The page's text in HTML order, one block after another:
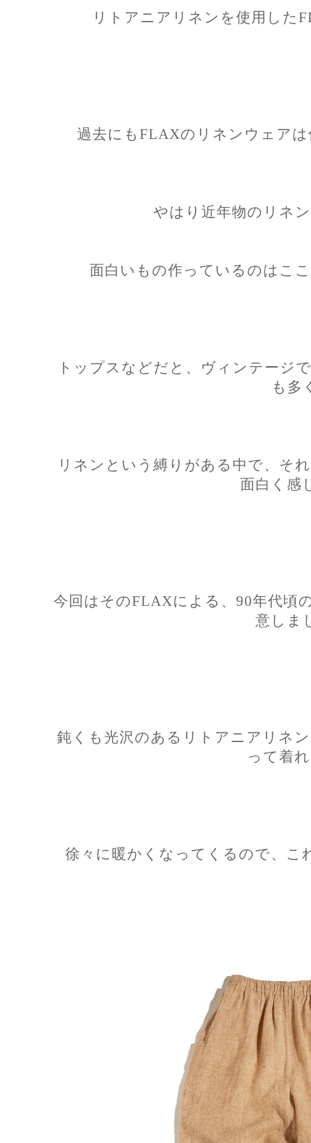
リトアニアリネンを使用した
過去にもFLAXのリネンウェア
やはり近年物のリネ
面白いもの作っているのはこ
トップスなどだと、ヴィンテージ
も多
リネンという縛りがある中で、そ
面白く感
今回はそのFLAXによる、90年代頃
意しま
鈍くも光沢のあるリトアニアリネ
って着
徐々に暖かくなってくるので、こ